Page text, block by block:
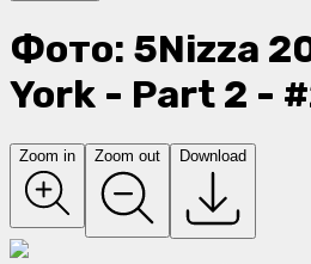
Фото: 5Nizza
York - Part 2 -
Zoom in Zoom out Download